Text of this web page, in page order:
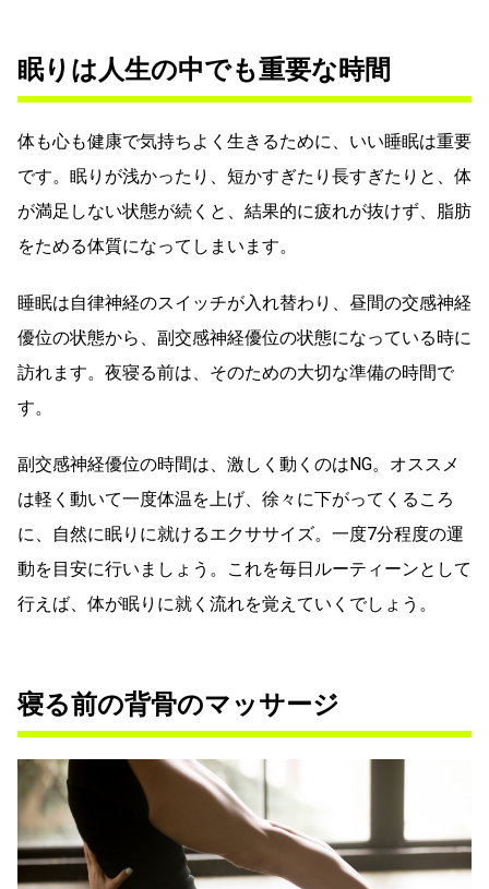
眠りは人生の中でも重要な時間
体も心も健康で気持ちよく生きるために、いい睡眠は重要
です。眠りが浅かったり、短かすぎたり長すぎたりと、体
が満足しない状態が続くと、結果的に疲れが抜けず、脂肪
をためる体質になってしまいます。
睡眠は自律神経のスイッチが入れ替わり、昼間の交感神経
優位の状態から、副交感神経優位の状態になっている時に
訪れます。夜寝る前は、そのための大切な準備の時間で
す。
副交感神経優位の時間は、激しく動くのはNG。オススメ
は軽く動いて一度体温を上げ、徐々に下がってくるころ
に、自然に眠りに就けるエクササイズ。一度7分程度の運
動を目安に行いましょう。これを毎日ルーティーンとして
行えば、体が眠りに就く流れを覚えていくでしょう。
寝る前の背骨のマッサージ